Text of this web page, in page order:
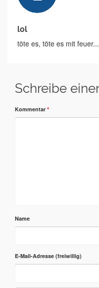
lol
töte es, töte es mit
Schreibe
Kommentar *
Name
E-Mail-Adresse